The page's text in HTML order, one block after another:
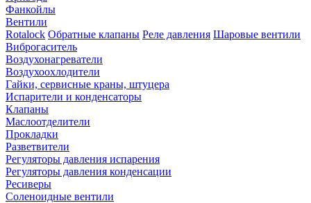
Фанкойлы
Вентили
Rotalock Обратные клапаны Реле давления Шаровые вентили
Виброгаситель
Воздухонагреватели
Воздухоохлодители
Гайки, сервисные краны, штуцера
Испарители и конденсаторы
Клапаны
Маслоотделители
Прокладки
Разветвители
Регуляторы давления испарения
Регуляторы давления конденсации
Ресиверы
Соленоидные вентили